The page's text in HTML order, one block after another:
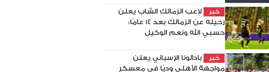
خبر
لاعب الزمالك الشاب يعلن
رحيله عن الزمالك بعد 14 عامًا:
حسبي الله ونعم الوكيل
خبر
بادالونا الإسباني يعلن
مواجهة الأهلي وديًا في معسكر